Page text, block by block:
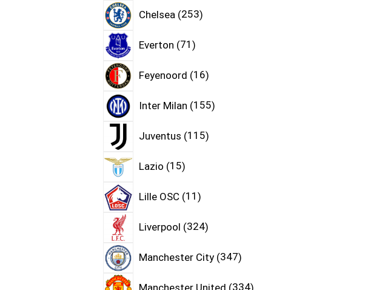
Chelsea 253
Everton 71
Feyenoord 16
Inter Milan 155
Juventus 115
Lazio 15
Lille OSC 11
Liverpool 324
Manchester City 347
Manchester United 334